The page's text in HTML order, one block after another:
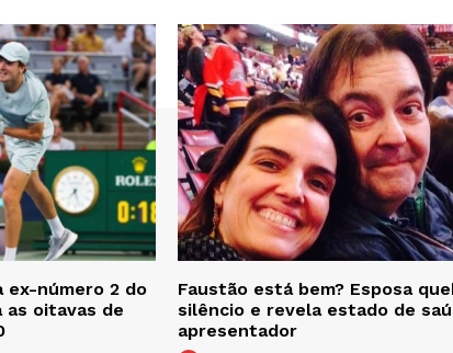
ex-número 2 do
as oitavas de
Faustão está bem? Esposa
silêncio e revela estado de
apresentador